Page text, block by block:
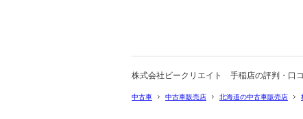
株式会社ビークリエイト 手稲店の評判・口
中古車 中古車販売店 北海道の中古車販売店